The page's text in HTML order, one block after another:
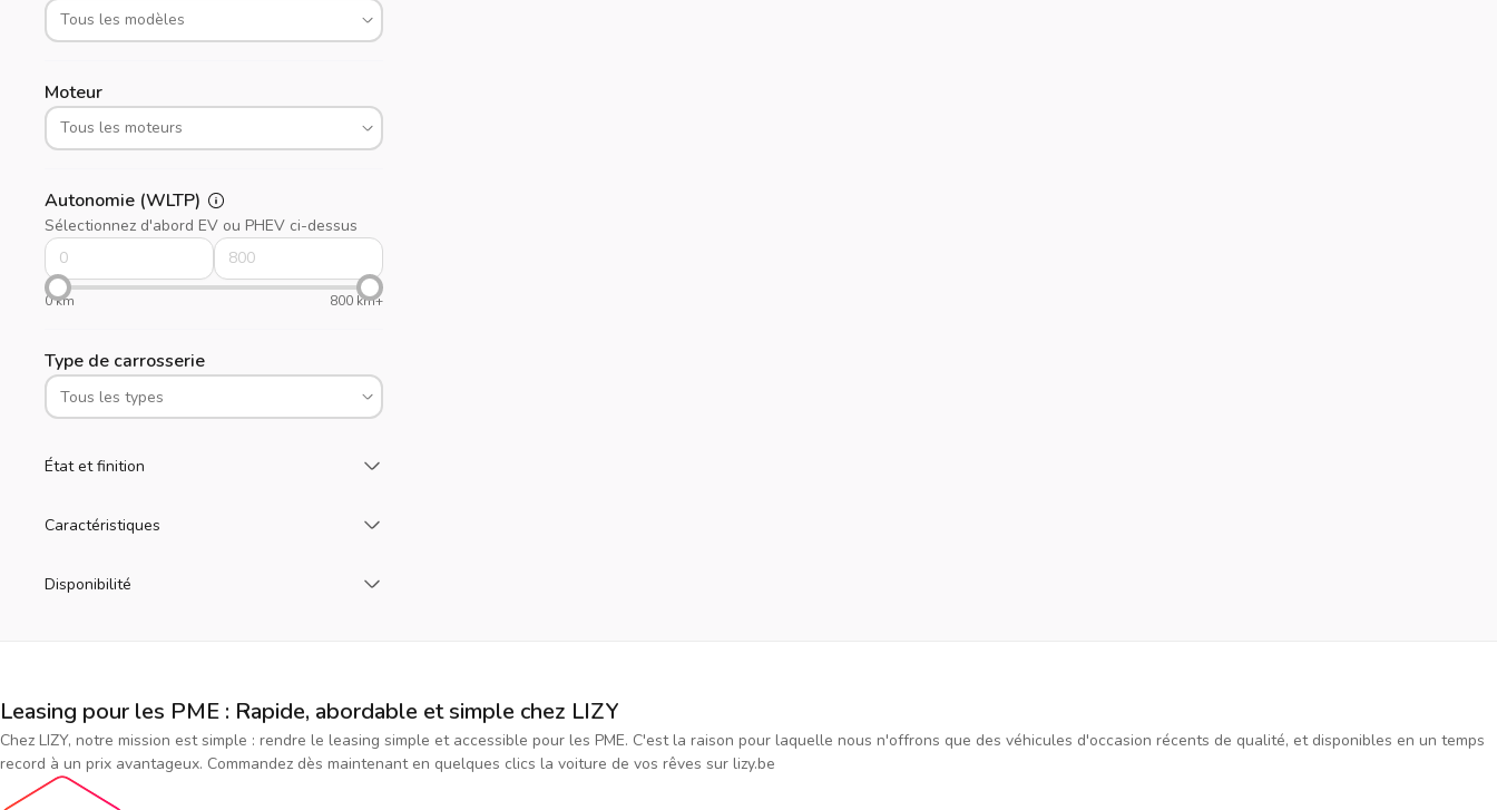
Moteur
Autonomie (WLTP)
Sélectionnez d'abord EV ou PHEV ci-dessus
0 km 800 km+
Type de carrosserie
État et finition
Caractéristiques
Disponibilité
Leasing pour les PME : Rapide, abordable et simple chez LIZY
Chez LIZY, notre mission est simple : rendre le leasing simple et accessible pour les PME. C'est la raison pour laquelle nous n'offrons que des véhicules d'occasion récents de qualité, et disponibles en un temps
record à un prix avantageux. Commandez dès maintenant en quelques clics la voiture de vos rêves sur lizy.be